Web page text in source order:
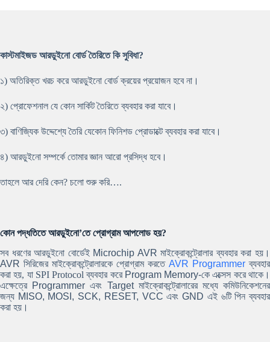
কাস্টমাইজড আরডুইনো বোর্ড তৈরিতে কি সুবিধা?
১) অতিরিক্ত খরচ করে আরডুইনো বোর্ড ক্রয়ের প্রয়োজন হবে না।
২) প্রোফেশনাল যে কোন সার্কিট তৈরিতে ব্যবহার করা যাবে।
৩) বাণিজ্যিক উদ্দেশ্যে তৈরি যেকোন ফিনিশড প্রোডাক্টে ব্যবহার করা যাবে।
৪) আরডুইনো সম্পর্কে তোমার জ্ঞান আরো প্রসিদ্ধ হবে।
তাহলে আর দেরি কেন? চলো শুরু করি….
কোন পদ্ধতিতে আরডুইনো’তে প্রোগ্রাম আপলোড হয়?
সব ধরণের আরডুইনো বোর্ডেই Microchip AVR মাইক্রোকন্ট্রোলার ব্যবহার করা হয়।
AVR সিরিজের মাইক্রোকন্ট্রোলারকে প্রোগ্রাম করতে AVR Programmer ব্যবহার
করা হয়, যা SPI Protocol ব্যবহার করে Program Memory-কে এক্সেস করে থাকে।
এক্ষেত্রে Programmer এবং Targetমাইক্রোকন্ট্রোলারের মধ্যে কমিউনিকেশনের
জন্য MISO, MOSI, SCK, RESET, VCC এবংGND এই ৬টি পিন ব্যবহার
করা হয়।